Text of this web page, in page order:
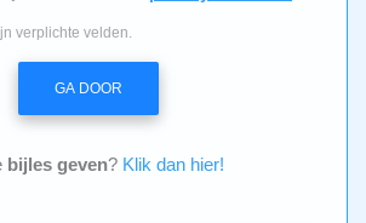
verplichte velden.
GA DOOR
bijles geven? Klik dan hier!